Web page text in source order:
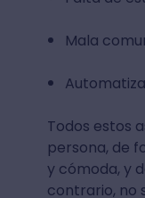
Mala
Todos estos
persona, de
y cómoda, y
contrario, no